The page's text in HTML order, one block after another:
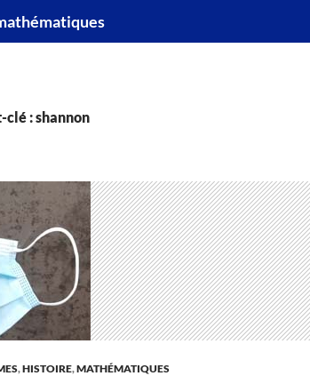
: shannon
,HISTOIRE,MATHÉMATIQUES